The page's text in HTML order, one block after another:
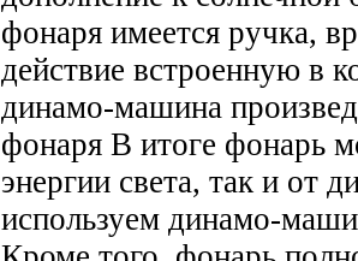
фонаря имеется ручка,
действие встроенную в
динамо-машина
фонаря В итоге фонарь
энергии света, так и от
используем динамо-